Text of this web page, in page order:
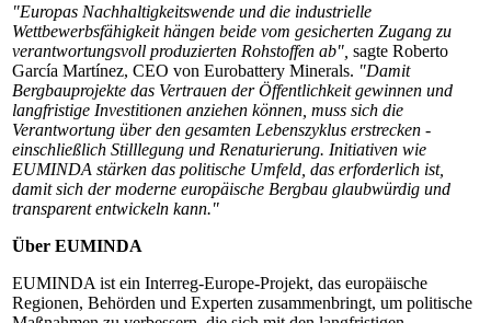
"Europas Nachhaltigkeitswende und die industrielle
Wettbewerbsfähigkeit hängen beide vom gesicherten Zugang zu
verantwortungsvoll produzierten Rohstoffen ab", sagte Roberto
García Martínez, CEO von Eurobattery Minerals. "Damit
Bergbauprojekte das Vertrauen der Öffentlichkeit gewinnen und
langfristige Investitionen anziehen können, muss sich die
Verantwortung über den gesamten Lebenszyklus erstrecken -
einschließlich Stilllegung und Renaturierung. Initiativen wie
EUMINDA stärken das politische Umfeld, das erforderlich ist,
damit sich der moderne europäische Bergbau glaubwürdig und
transparent entwickeln kann."
Über EUMINDA
EUMINDA ist ein Interreg-Europe-Projekt, das europäische
Regionen, Behörden und Experten zusammenbringt, um politische